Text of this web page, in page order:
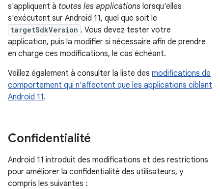
s'appliquent à toutes les applications lorsqu'elles
s'exécutent sur Android 11, quel que soit le
targetSdkVersion . Vous devez tester votre
application, puis la modifier si nécessaire afin de prendre
en charge ces modifications, le cas échéant.
Veillez également à consulter la liste des modifications de
comportement qui n'affectent que les applications ciblant
Android 11.
Confidentialité
Android 11 introduit des modifications et des restrictions
pour améliorer la confidentialité des utilisateurs, y
compris les suivantes :